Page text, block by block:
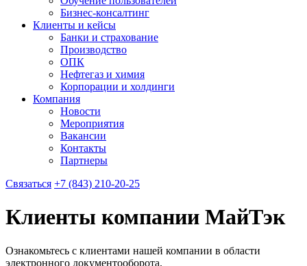
Бизнес-консалтинг
Клиенты и кейсы
Банки и страхование
Производство
ОПК
Нефтегаз и химия
Корпорации и холдинги
Компания
Новости
Мероприятия
Вакансии
Контакты
Партнеры
Связаться +7 (843) 210-20-25
Клиенты компании МайТэк
Ознакомьтесь с клиентами нашей компании в области
электронного документооборота.